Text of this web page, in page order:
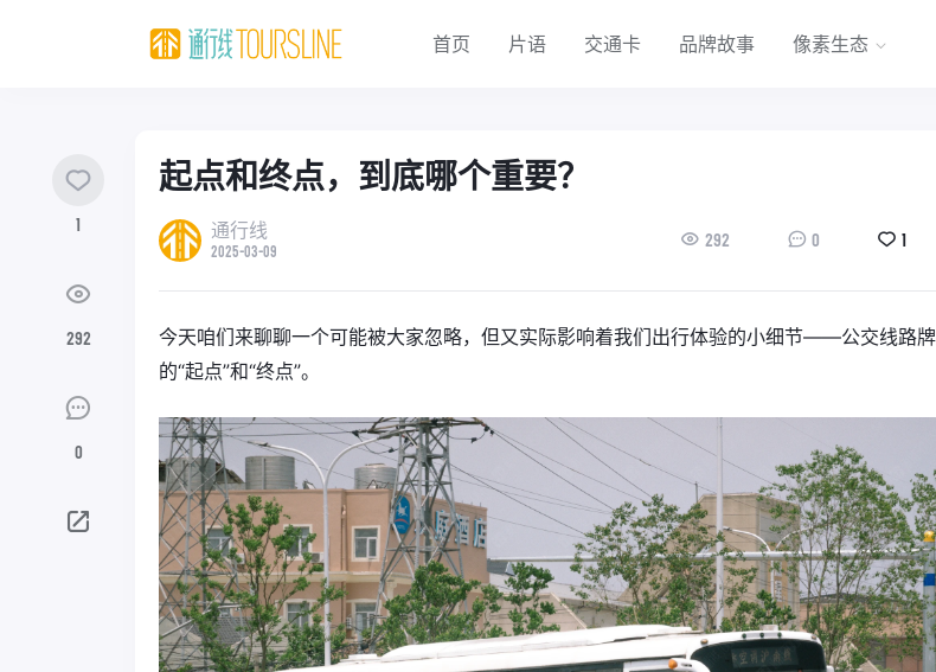
首页 片语 交通卡 品牌故事 像素生态
1
292
0
起点和终点，到底哪个重要？
通行线
2025-03-09
292 0 1
今天咱们来聊聊一个可能被大家忽略，但又实际影响着我们出行体验的小细节——公交线路
的“起点”和“终点”。